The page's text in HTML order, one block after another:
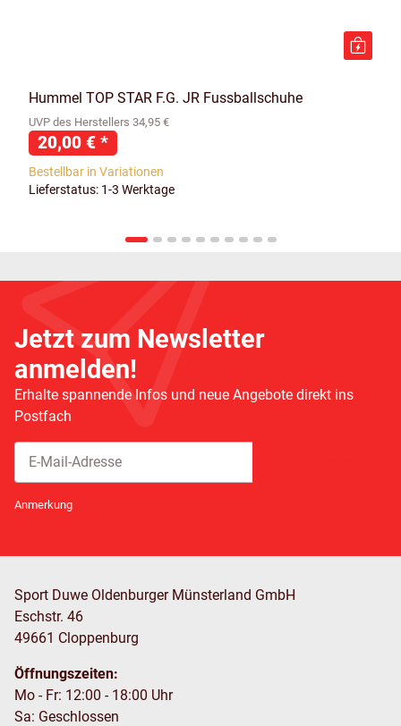
Hummel TOP STAR F.G. JR Fussballschuhe
UVP des Herstellers 34,95 €
20,00 € *
Bestellbar in Variationen
Lieferstatus: 1-3 Werktage
Jetzt zum Newsletter
anmelden!
Erhalte spannende Infos und neue Angebote direkt ins
Postfach
Anmerkung
Sport Duwe Oldenburger Münsterland GmbH
Eschstr. 46
49661 Cloppenburg
Öffnungszeiten:
Mo - Fr: 12:00 - 18:00 Uhr
Sa: Geschlossen